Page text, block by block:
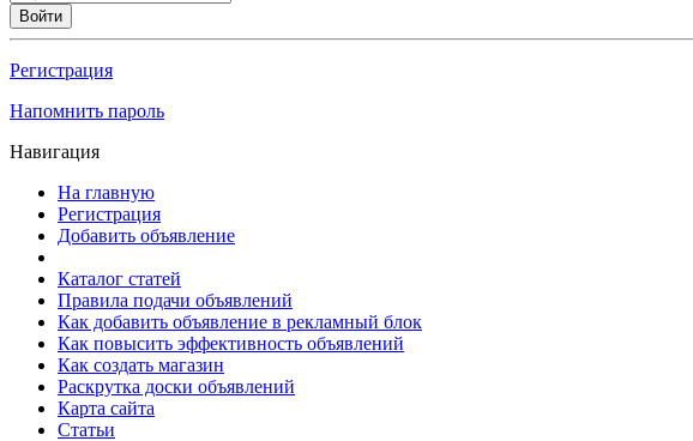
Войти
Регистрация
Напомнить пароль
Навигация
На главную
Регистрация
Добавить объявление
Каталог статей
Правила подачи объявлений
Как добавить объявление в рекламный блок
Как повысить эффективность объявлений
Как создать магазин
Раскрутка доски объявлений
Карта сайта
Статьи